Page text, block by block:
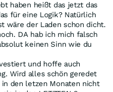
haben heißt das jetzt das
für eine Logik? Natürlich
wäre der Laden schon dicht.
DA hab ich mich falsch
keinen Sinn wie du
und hoffe auch
Wird alles schön geredet
in den letzen Monaten nicht